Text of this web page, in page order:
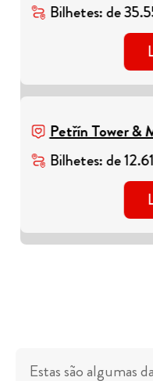
Bilhetes:de
Petřín Tower &
Bilhetes:de12.61
Estas são algumas